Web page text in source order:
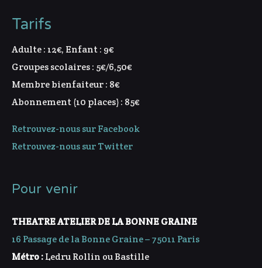
Tarifs
Adulte : 12€, Enfant : 9€
Groupes scolaires : 5€/6,50€
Membre bienfaiteur : 8€
Abonnement (10 places) : 85€
Retrouvez-nous sur Facebook
Retrouvez-nous sur Twitter
Pour venir
THEATRE ATELIER DE LA BONNE GRAINE
16 Passage de la Bonne Graine – 75011 Paris
Métro :Ledru Rollin ou Bastille